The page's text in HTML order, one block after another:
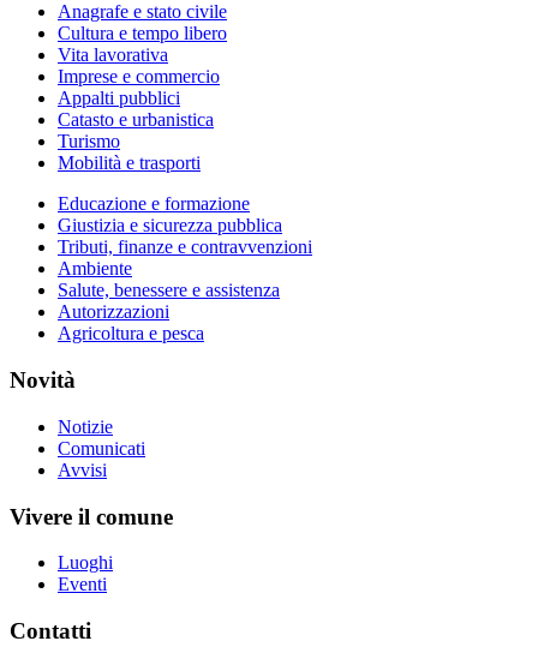
Anagrafe e stato civile
Cultura e tempo libero
Vita lavorativa
Imprese e commercio
Appalti pubblici
Catasto e urbanistica
Turismo
Mobilità e trasporti
Educazione e formazione
Giustizia e sicurezza pubblica
Tributi, finanze e contravvenzioni
Ambiente
Salute, benessere e assistenza
Autorizzazioni
Agricoltura e pesca
Novità
Notizie
Comunicati
Avvisi
Vivere il comune
Luoghi
Eventi
Contatti